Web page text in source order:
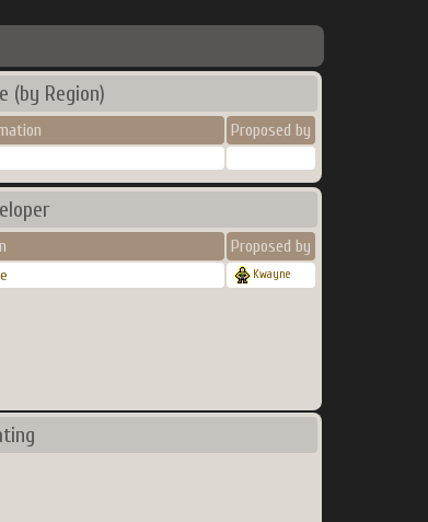
(by Region)
Proposed by
Proposed by
Kwayne